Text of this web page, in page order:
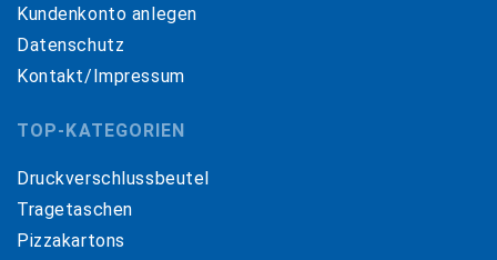
Kundenkonto anlegen
Datenschutz
Kontakt/Impressum
TOP-KATEGORIEN
Druckverschlussbeutel
Tragetaschen
Pizzakartons